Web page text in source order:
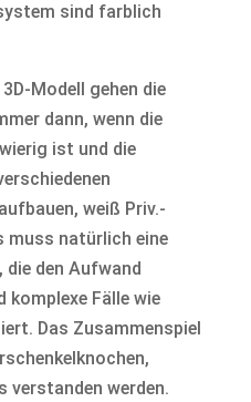
sind farblich
Modell gehen die
dann, wenn die
ist und die
weiß Priv.-
muss natürlich eine
die den Aufwand
Fälle wie
Das Zusammenspiel
verstanden werden.